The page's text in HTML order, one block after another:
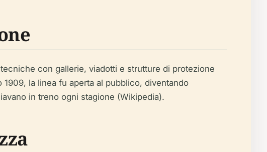
con gallerie, viadotti e strutture di protezione
la linea fu aperta al pubblico, diventando
in treno ogni stagione (Wikipedia).